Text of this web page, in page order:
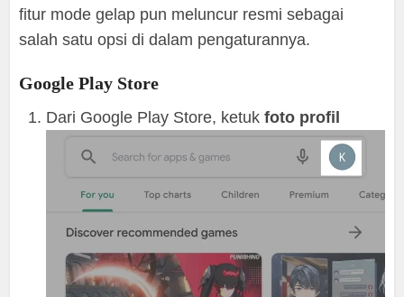
fitur mode gelap pun meluncur resmi sebagai
salah satu opsi di dalam pengaturannya.
Google Play Store
Dari Google Play Store, ketukfoto profil